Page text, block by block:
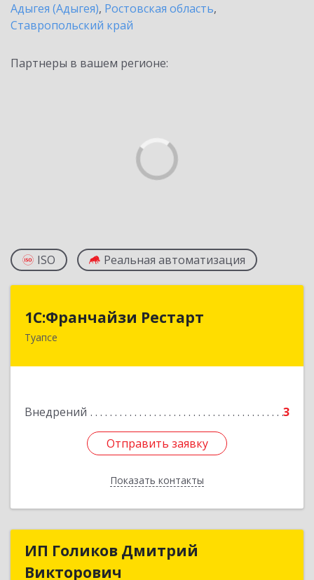
Адыгея (Адыгея), Ростовская область,
Ставропольский край
Партнеры в вашем регионе:
ISO Реальная автоматизация
1С:Франчайзи Рестарт
Туапсе
Внедрений 3
Отправить заявку
Показать контакты
1С:Франчайзи Рестарт
Отправить заявку
Назад
ИП Голиков Дмитрий
Викторович
ИП Голиков Дмитрий